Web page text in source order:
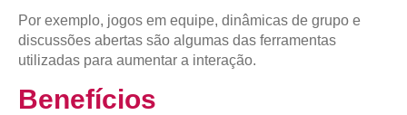
Por exemplo, jogos em equipe, dinâmicas de grupo e
discussões abertas são algumas das ferramentas
utilizadas para aumentar a interação.
Benefícios